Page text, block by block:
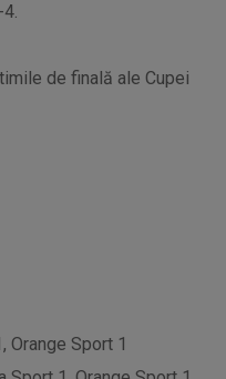
de finală ale Cupei
Orange Sport 1